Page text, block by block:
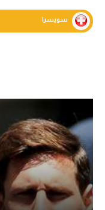
سويسرا